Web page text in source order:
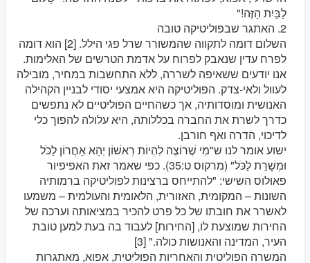
לַבַּיִת הַזֶּה!"
2. האתגר שבפוליטיקה טובה
השלום דומה לתקווה שהמשורר שרל פגי הילל. [2] הוא דומה
לפרח עדין שנאבק לפרוח על אדמת הטרשים של האלימות.
אנו יודעים ששאיפה לשררה, ללא התחשבות במחיר, מובילה
לעוול ולאי-צדק. הפוליטיקה היא אמצעי יסודי לבניין הקהילה
האנושית ומוסדותיה, אך כשהחיים הפוליטיים לא נתפשים
כדרך לשרת את החברה בכללותה, היא עלולה להפוך כלי
לדיכוי, הדרה ואף חורבן.
ישוע אומר לנו ש"מִי שֶׁרוֹצֶה לִהְיוֹת רִאשׁוֹן יְהֵא אַחֲרוֹן לַכֹּל
וּמְשָׁרֵת לַכֹּל" (מרקוס ט:35). כפי שאמר זאת האפיפיור
פאולוס השישי: "להתייחס ברצינות לפוליטיקה ברמותיה
השונות – המקומית, האזורית, הלאומית והעולמית – משמעו
לאשרר את חובתו של כל פרט להכיר במציאותה וערכה של
החירות שמוצעת לו, [החירות] לעבוד בה בעת למען טובת
העיר, המדינה והאנושות כולה." [3]
המשרה הפוליטית והאחריות הפוליטית, אפוא, מאתגרות